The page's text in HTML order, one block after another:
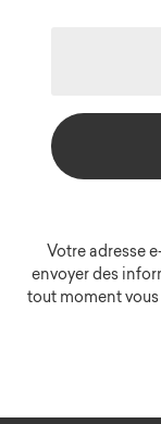
Votre adresse
envoyer des
tout moment